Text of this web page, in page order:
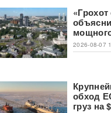
2026-08-07
обход
груз на